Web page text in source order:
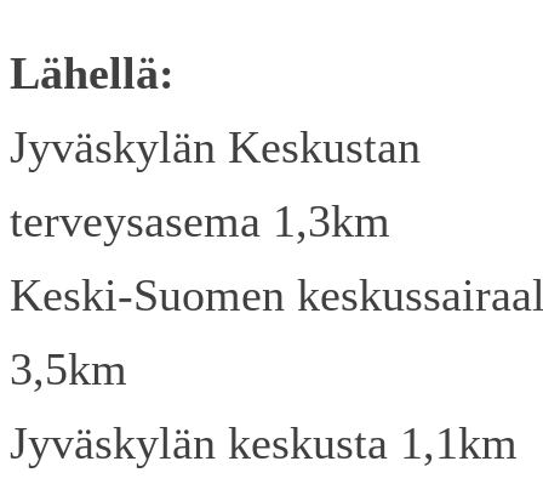
Lähellä:
Jyväskylän Keskustan
terveysasema 1,3km
Keski-Suomen
3,5km
Jyväskylän keskusta 1,1km